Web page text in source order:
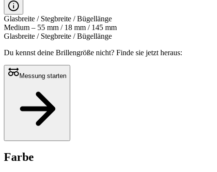
Glasbreite / Stegbreite / Bügellänge
Medium – 55 mm / 18 mm / 145 mm
Glasbreite / Stegbreite / Bügellänge
Du kennst deine Brillengröße nicht? Finde sie jetzt heraus:
Messung starten
Farbe